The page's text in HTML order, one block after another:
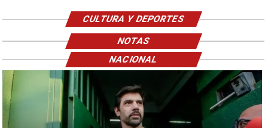
CULTURA Y DEPORTES
NOTAS
NACIONAL